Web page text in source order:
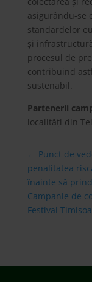
asigurându-se
standardelor
și
procesul de
contribuind
sustenabil.
Partenerii
localități din
← Punct de
penalitatea
înainte să
Campanie de
Festival